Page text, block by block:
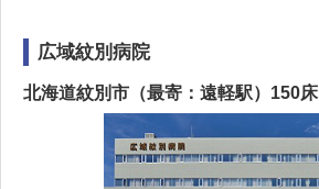
広域紋別病院
北海道紋別市（最寄：遠軽駅）150床